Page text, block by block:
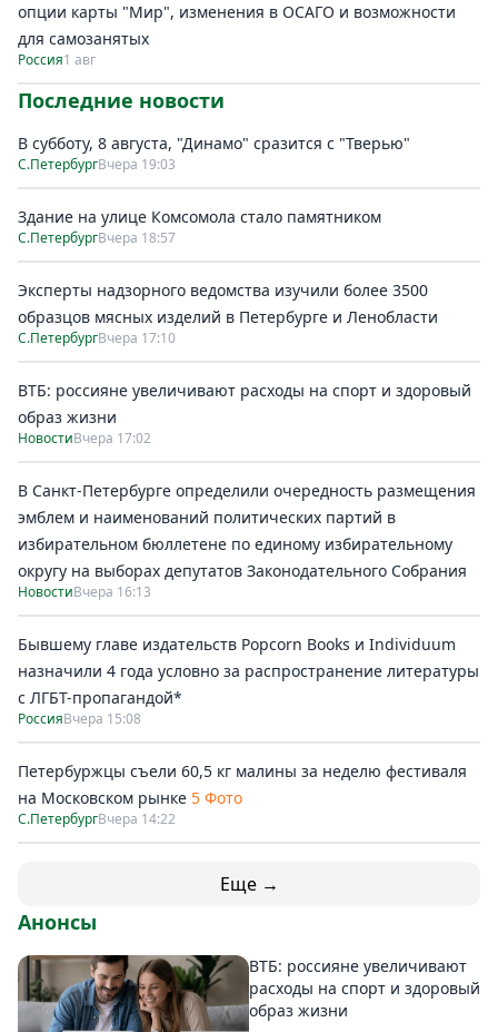
опции карты "Мир", изменения в ОСАГО и возможности
для самозанятых
Россия1 авг
Последние новости
В субботу, 8 августа, "Динамо" сразится с "Тверью"
С.ПетербургВчера 19:03
Здание на улице Комсомола стало памятником
С.ПетербургВчера 18:57
Эксперты надзорного ведомства изучили более 3500
образцов мясных изделий в Петербурге и Ленобласти
С.ПетербургВчера 17:10
ВТБ: россияне увеличивают расходы на спорт и здоровый
образ жизни
НовостиВчера 17:02
В Санкт-Петербурге определили очередность размещения
эмблем и наименований политических партий в
избирательном бюллетене по единому избирательному
округу на выборах депутатов Законодательного Собрания
НовостиВчера 16:13
Бывшему главе издательств Popcorn Books и Individuum
назначили 4 года условно за распространение литературы
с ЛГБТ-пропагандой*
РоссияВчера 15:08
Петербуржцы съели 60,5 кг малины за неделю фестиваля
на Московском рынке 5 Фото
С.ПетербургВчера 14:22
Еще →
Анонсы
ВТБ: россияне увеличивают
расходы на спорт и здоровый
образ жизни